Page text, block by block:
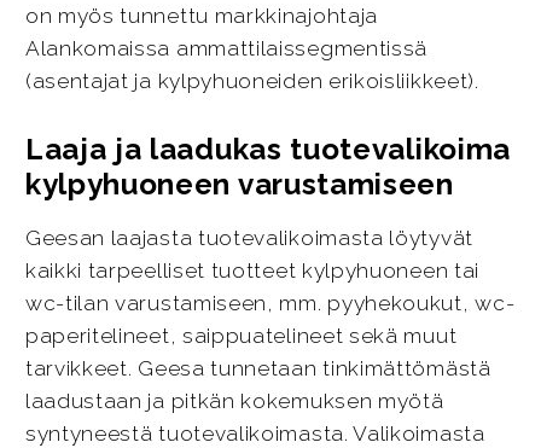
on myös tunnettu markkinajohtaja
Alankomaissa ammattilaissegmentissä
(asentajat ja kylpyhuoneiden erikoisliikkeet).
Laaja ja laadukas tuotevalikoima
kylpyhuoneen varustamiseen
Geesan laajasta tuotevalikoimasta löytyvät
kaikki tarpeelliset tuotteet kylpyhuoneen tai
wc-tilan varustamiseen, mm. pyyhekoukut, wc-
paperitelineet, saippuatelineet sekä muut
tarvikkeet. Geesa tunnetaan tinkimättömästä
laadustaan ja pitkän kokemuksen myötä
syntyneestä tuotevalikoimasta. Valikoimasta